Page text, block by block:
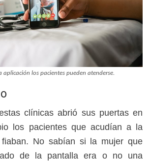
aplicación los pacientes pueden atenderse.
clínicas abrió sus puertas en
los pacientes que acudían a la
No sabían si la mujer que
de la pantalla era o no una